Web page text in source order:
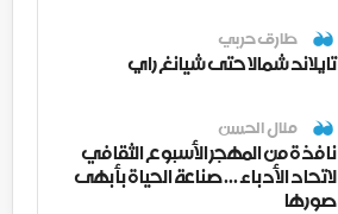
طارق حربي
تايلاند شمالا حتى شيانغ راي
منال الحسن
نافذة من المهجر الأسبوع الثقافي
لاتحاد الأدباء ... صناعة الحياة بأبهى
صورها